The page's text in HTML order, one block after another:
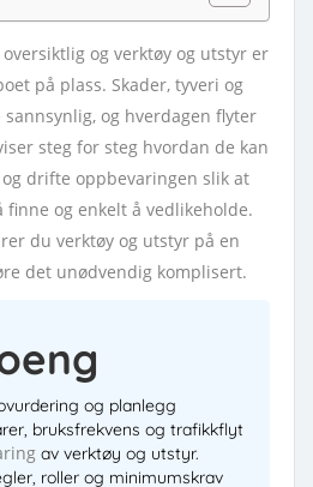
og verktøy og utstyr er
på plass. Skader, tyveri og
og hverdagen flyter
steg for steg hvordan de kan
drifte oppbevaringen slik at
og enkelt å vedlikeholde.
du verktøy og utstyr på en
det unødvendig komplisert.
og planlegg
bruksfrekvens og trafikkflyt
av verktøy og utstyr.
roller og minimumskrav